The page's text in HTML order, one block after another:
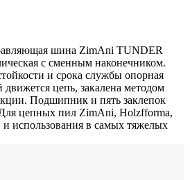
шина ZimAni TUNDER
с сменным наконечником.
и срока службы опорная
движется цепь, закалена методом
Подшипник и пять заклепок
Для цепных пил ZimAni, Holzfforma,
использования в самых тяжелых